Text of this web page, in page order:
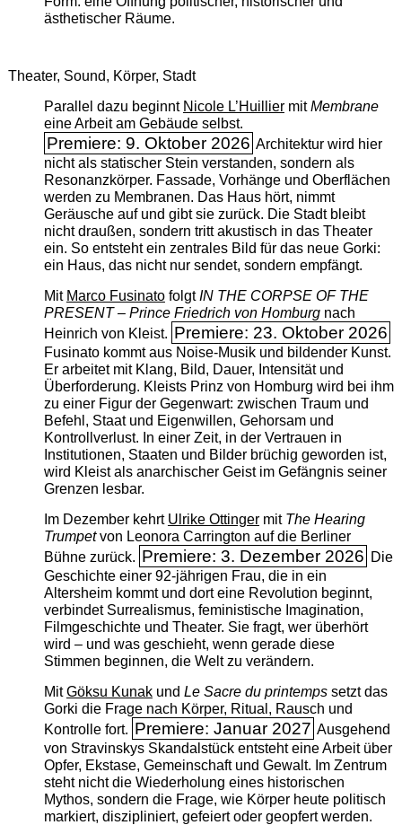
ästhetischer Räume.
Theater, Sound, Körper, Stadt
Parallel dazu beginnt Nicole L’Huilliermit ­Membrane
eine Arbeit am Gebäude selbst.
Premiere: 9. Oktober 2026 Architektur wird hier
nicht als statischer Stein verstanden, sondern als
Resonanzkörper. Fassade, Vorhänge und Oberflächen
werden zu Membranen. Das Haus hört, nimmt
Geräusche auf und gibt sie zurück. Die Stadt bleibt
nicht draußen, sondern tritt akustisch in das Theater
ein. So entsteht ein zentrales Bild für das neue Gorki:
ein Haus, das nicht nur sendet, sondern empfängt.
Mit Marco FusinatofolgtIN THE CORPSE OF THE
PRESENT – Prince Friedrich von Homburgnach
Heinrich von Kleist. Premiere: 23. Oktober 2026
Fusinato kommt aus Noise-Musik und bildender Kunst.
Er arbeitet mit Klang, Bild, Dauer, Intensität und
Überforderung. Kleists Prinz von Homburg wird bei ihm
zu einer Figur der Gegenwart: zwischen Traum und
Befehl, Staat und Eigenwillen, Gehorsam und
Kontrollverlust. In einer Zeit, in der Vertrauen in
Institutionen, Staaten und Bilder brüchig geworden ist,
wird Kleist als anarchischer Geist im Gefängnis seiner
Grenzen lesbar.
Im Dezember kehrt Ulrike Ottingermit The ­Hearing
Trumpetvon Leonora Carrington auf die Berliner
Bühne zurück. Premiere: 3. Dezember 2026 Die
Geschichte einer 92-jährigen Frau, die in ein
Altersheim kommt und dort eine Revolution beginnt,
verbindet Surrealismus, feministische Imagination,
Filmgeschichte und Theater. Sie fragt, wer überhört
wird – und was geschieht, wenn gerade diese
Stimmen beginnen, die Welt zu verändern.
MitGöksu Kunakund Le Sacre du printempssetzt das
Gorki die Frage nach Körper, Ritual, Rausch und
Kontrolle fort. Premiere: Januar 2027 Ausgehend
von Stravinskys Skandalstück entsteht eine Arbeit über
Opfer, Ekstase, Gemeinschaft und Gewalt. Im Zentrum
steht nicht die Wiederholung eines historischen
Mythos, sondern die Frage, wie Körper heute politisch
markiert, diszipliniert, gefeiert oder geopfert werden.